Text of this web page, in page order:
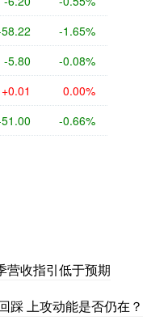
-1.65%
-5.80 -0.08%
+0.01 0.00%
-0.66%
营收指引低于预期
踩 上攻动能是否仍在？